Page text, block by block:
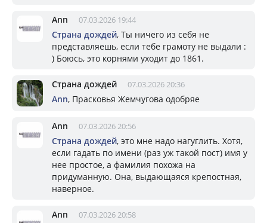
Ann 07.03.2026 19:44
Страна дождей, Ты ничего из себя не
представляешь, если тебе грамоту не выдали :
) Боюсь, это корнями уходит до 1861.
Страна дождей 07.03.2026 20:36
Ann, Прасковья Жемчугова одобряе
Ann 07.03.2026 20:56
Страна дождей, это мне надо нагуглить. Хотя,
если гадать по имени (раз уж такой пост) имя у
нее простое, а фамилия похожа на
придуманную. Она, выдающаяся крепостная,
наверное.
Ann 07.03.2026 20:58